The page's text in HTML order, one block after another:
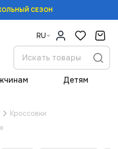
СЕЗОН
RU
Детям
Кроссовки